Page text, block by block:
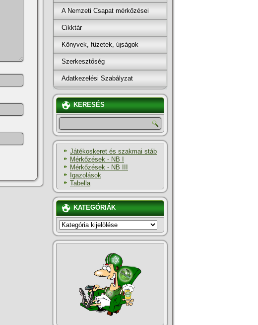
A Nemzeti Csapat mérkőzései
Cikktár
Könyvek, füzetek, újságok
Szerkesztőség
Adatkezelési Szabályzat
KERESÉS
Játékoskeret és szakmai stáb
Mérkőzések - NB I
Mérkőzések - NB III
Igazolások
Tabella
KATEGÓRIÁK
KATEGÓRIÁK